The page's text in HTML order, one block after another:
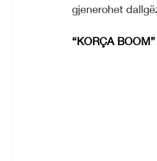
gjenerohet
“KORÇA BOOM”